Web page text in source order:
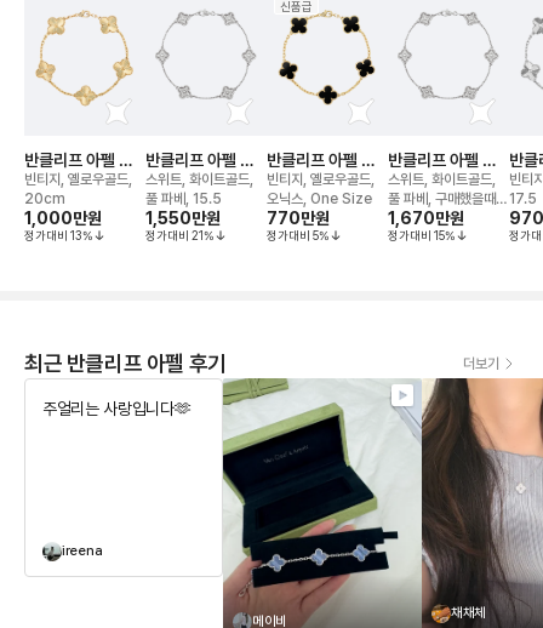
반클리프 아펠 알
함브라 기요세 5모
티브 브레이슬릿
빈티지, 옐로우골드,
20cm
1,000만원
정가대비 13%
반클리프 아펠 알
함브라 다이아 6모
티브 브레이슬릿
스위트, 화이트골드,
풀 파베, 15.5
1,550만원
정가대비 21%
신품급
반클리프 아펠 알
함브라 5모티브 브
레이슬릿
빈티지, 옐로우골드,
오닉스, One Size
770만원
정가대비 5%
반클리프 아펠 알
함브라 다이아 6모
티브 브레이슬릿
스위트, 화이트골드,
풀 파베, 구매했을때
그대로
1,670만원
정가대비 15%
반클
함브
티브
빈티
17.5
정가
최근 반클리프 아펠 후기 더보기
주얼리는 사랑입니다🫶
ireena
메이비
채채체